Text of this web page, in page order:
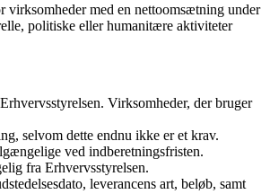
med en nettoomsætning under
politiske eller humanitære aktiviteter
Virksomheder, der bruger
selvom dette endnu ikke er et krav.
ved indberetningsfristen.
fra Erhvervsstyrelsen.
leverancens art, beløb, samt